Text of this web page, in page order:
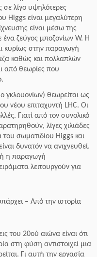
σε λίγο υψηλότερες
Higgs είναι μεγαλύτερη
είναι μέσω της
ζεύγος μποζονίων W. Η
κυρίως στην παραγωγή
καθώς και πολλαπλών
από θεωρίες που
γκλουονίων) θεωρείται ως
νέου επιταχυντή LHC. Οι
Γιατί από τον συνολικό
λίγες χιλιάδες
σωματιδίου Higgs και
δυνατόν να ανιχνευθεί.
η παραγωγή
λειτουργούν για
– Από την ιστορία
του 20ού αιώνα είναι ότι
στη φύση αντιστοιχεί μια
Γι αυτή την εργασία